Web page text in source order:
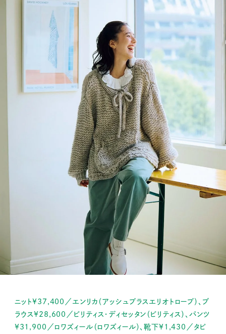
ニット¥37,400／エンリカ（アッシュプラスエリオトロープ）、ブ
ラウス¥28,600／ビリティス・ディセッタン（ビリティス）、パンツ
¥31,900／ロワズィール（ロワズィール）、靴下¥1,430／タビ